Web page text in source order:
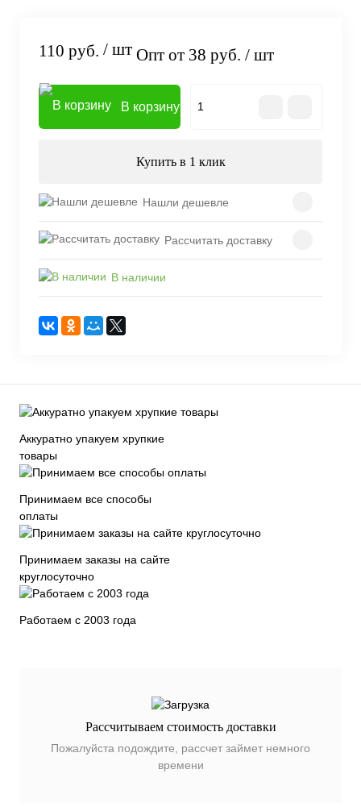
110 руб. / шт Опт от 38 руб. / шт
В корзину
Купить в 1 клик
Нашли дешевле
Рассчитать доставку
В наличии
Аккуратно упакуем хрупкие
товары
Принимаем все способы
оплаты
Принимаем заказы на сайте
круглосуточно
Работаем с 2003 года
Рассчитываем стоимость доставки
Пожалуйста подождите, рассчет займет немного
времени